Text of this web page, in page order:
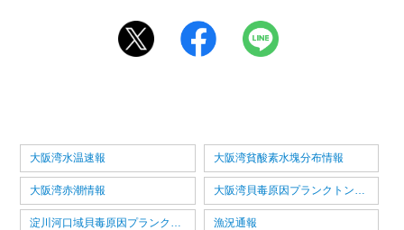
大阪湾水温速報 大阪湾貧酸素水塊分布情報
大阪湾赤潮情報 大阪湾貝毒原因プランクトン情報
淀川河口域貝毒原因プランクトン情報 漁況通報